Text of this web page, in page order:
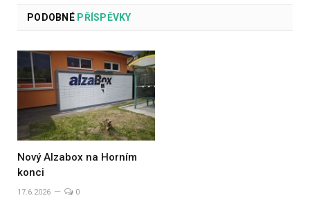
PODOBNÉPŘÍSPĚVKY
Nový Alzabox na Horním
konci
17.6.2026 0